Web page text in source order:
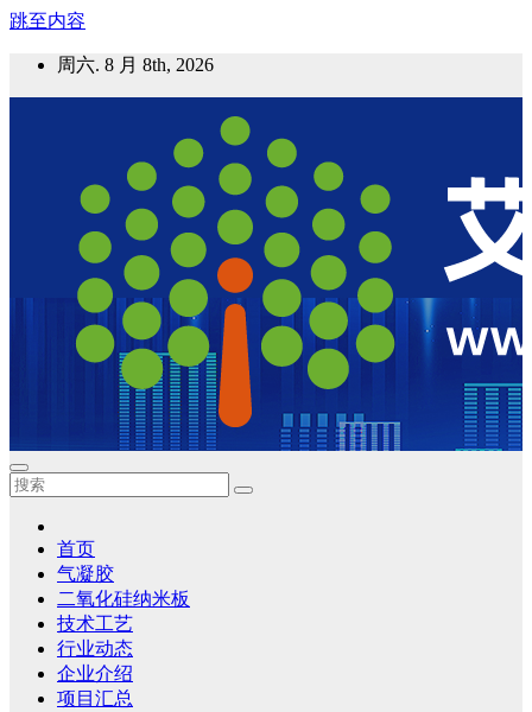
跳至内容
周六. 8 月 8th, 2026
艾邦气凝胶论坛
气凝胶材料及应用，产业链动态；气凝胶在新能源如锂电、储
首页
气凝胶
二氧化硅纳米板
技术工艺
行业动态
企业介绍
项目汇总